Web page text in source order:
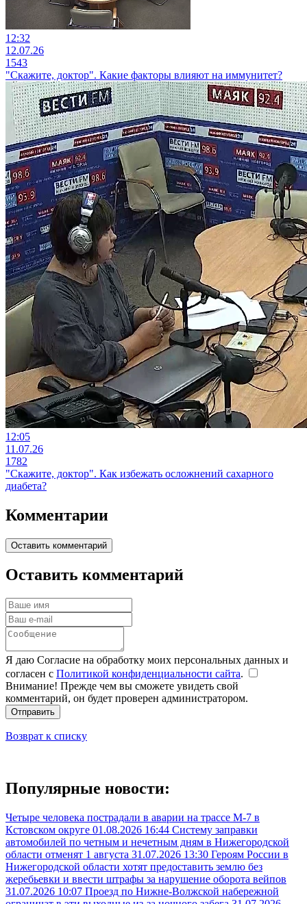
12:32
12.07.26
1543
"Скажите, доктор". Какие факторы влияют на иммунитет?
12:05
11.07.26
1782
"Скажите, доктор". Как избежать осложнений сахарного
диабета?
Комментарии
Оставить комментарий
Оставить комментарий
Я даю Согласие на обработку моих персональных данных и
согласен с Политикой конфиденциальности сайта.
Внимание! Прежде чем вы сможете увидеть свой
комментарий, он будет проверен администратором.
Отправить
Возврат к списку
Популярные новости:
Четыре человека пострадали в аварии на трассе М-7 в
Кстовском округе 01.08.2026 16:44 Систему заправки
автомобилей по четным и нечетным дням в Нижегородской
области отменят 1 августа 31.07.2026 13:30 Героям России в
Нижегородской области хотят предоставить землю без
жеребьевки и ввести штрафы за нарушение оборота вейпов
31.07.2026 10:07 Проезд по Нижне-Волжской набережной